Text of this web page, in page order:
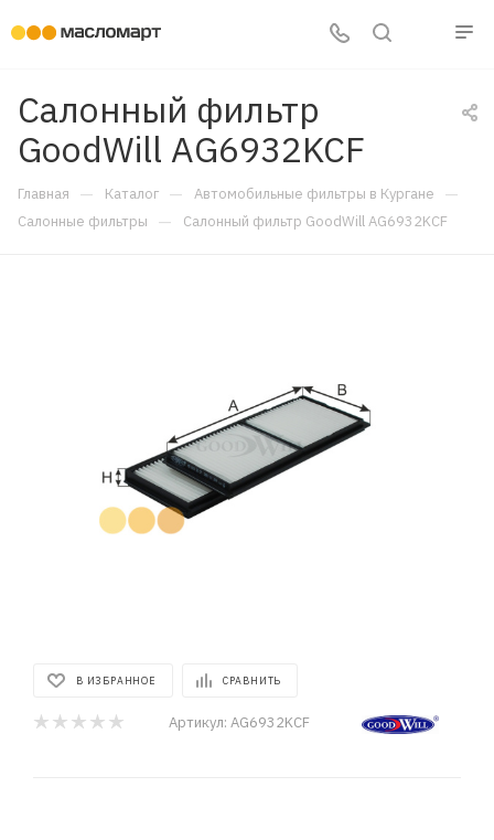
Салонный фильтр
GoodWill AG6932KCF
Главная — Каталог — Автомобильные фильтры в Кургане —
Салонные фильтры — Салонный фильтр GoodWill AG6932KCF
В ИЗБРАННОЕ СРАВНИТЬ
Артикул: AG6932KCF